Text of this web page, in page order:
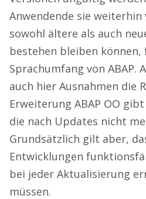
Anwendende sie weiterhin
sowohl ältere als auch
bestehen bleiben
Sprachumfang von ABAP.
auch hier Ausnahmen die
Erweiterung ABAP OO
die nach Updates nicht
Grundsätzlich gilt aber,
Entwicklungen
bei jeder Aktualisierung
müssen.